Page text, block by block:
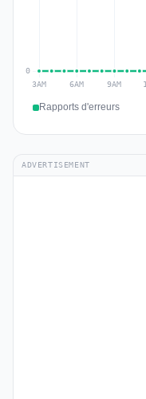
Rapports d'erreurs
ADVERTISEMENT